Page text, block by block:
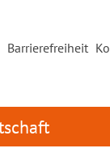
Barrierefreiheit